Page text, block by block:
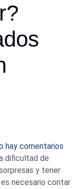
hay comentarios
dificultad de
y tener
necesario contar